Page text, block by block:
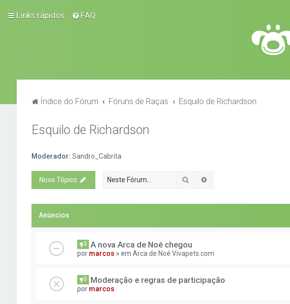
Links rápidos FAQ
Índice do Fórum Fóruns de Raças Esquilo de Richardson
Esquilo de Richardson
Moderador: Sandro_Cabrita
Novo Tópico Pesquisar
Anúncios
A nova Arca de Noé chegou
por marcos » em Arca de Noé Vivapets.com
Moderação e regras de participação
por marcos